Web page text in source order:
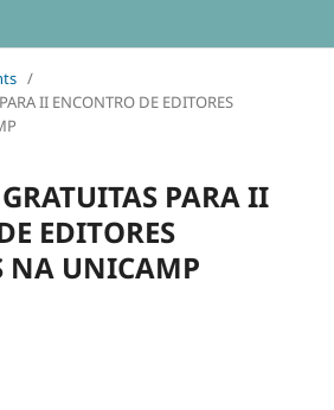
/
II ENCONTRO DE EDITORES
PARA II
EDITORES
NA UNICAMP